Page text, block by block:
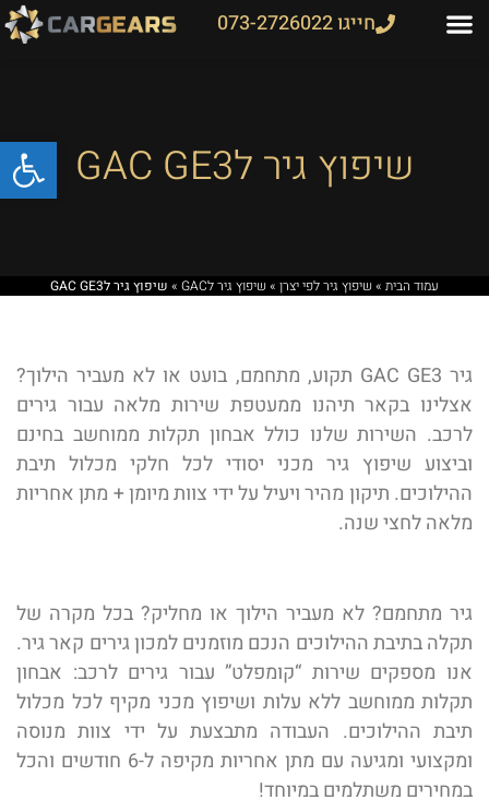
חייגו 073-2726022
שיפוץ גיר לGAC GE3
עמוד הבית »שיפוץ גיר לפי יצרן »שיפוץ גיר לGAC » שיפוץ גיר לGAC GE3
גיר GAC GE3 תקוע, מתחמם, בועט או לא מעביר הילוך?
אצלינו בקאר תיהנו ממעטפת שירות מלאה עבור גירים
לרכב. השירות שלנו כולל אבחון תקלות ממוחשב בחינם
וביצוע שיפוץ גיר מכני יסודי לכל חלקי מכלול תיבת
ההילוכים. תיקון מהיר ויעיל על ידי צוות מיומן + מתן אחריות
מלאה לחצי שנה.
גיר מתחמם? לא מעביר הילוך או מחליק? בכל מקרה של
תקלה בתיבת ההילוכים הנכם מוזמנים למכון גירים קאר גיר.
אנו מספקים שירות “קומפלט” עבור גירים לרכב: אבחון
תקלות ממוחשב ללא עלות ושיפוץ מכני מקיף לכל מכלול
תיבת ההילוכים. העבודה מתבצעת על ידי צוות מנוסה
ומקצועי ומגיעה עם מתן אחריות מקיפה ל-6 חודשים והכל
במחירים משתלמים במיוחד!